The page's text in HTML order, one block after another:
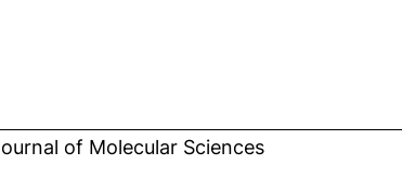
of Molecular Sciences